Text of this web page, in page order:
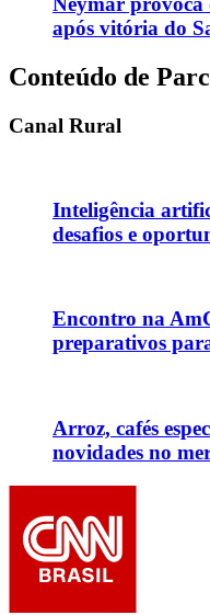
após vitória do
Conteúdo de
Canal Rural
Inteligência
desafios e
Encontro na
preparativos
Arroz, cafés
novidades no